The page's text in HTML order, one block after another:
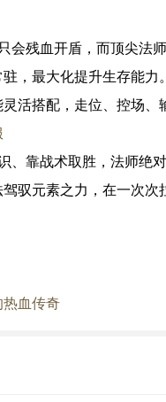
会残血开盾，而顶尖法
，最大化提升生存能力
活搭配，走位、控场、
、靠战术取胜，法师绝
驭元素之力，在一次次
热血传奇